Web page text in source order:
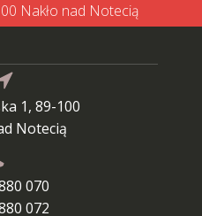
Nakło nad Notecią
1, 89-100
Notecią
070
072